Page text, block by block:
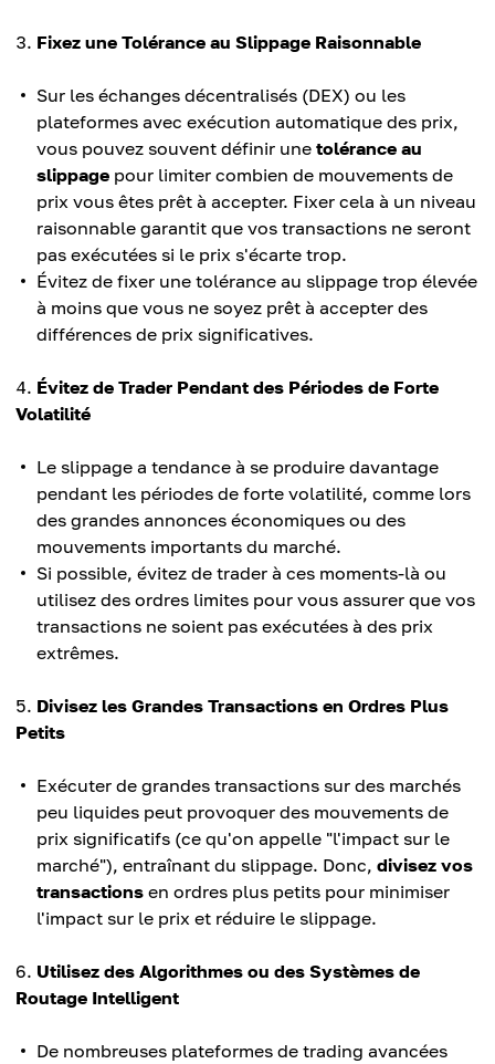
Fixez une Tolérance au Slippage Raisonnable
Sur les échanges décentralisés (DEX) ou les
plateformes avec exécution automatique des prix,
vous pouvez souvent définir une tolérance au
slippage pour limiter combien de mouvements de
prix vous êtes prêt à accepter. Fixer cela à un niveau
raisonnable garantit que vos transactions ne seront
pas exécutées si le prix s'écarte trop.
Évitez de fixer une tolérance au slippage trop élevée
à moins que vous ne soyez prêt à accepter des
différences de prix significatives.
Évitez de Trader Pendant des Périodes de Forte
Volatilité
Le slippage a tendance à se produire davantage
pendant les périodes de forte volatilité, comme lors
des grandes annonces économiques ou des
mouvements importants du marché.
Si possible, évitez de trader à ces moments-là ou
utilisez des ordres limites pour vous assurer que vos
transactions ne soient pas exécutées à des prix
extrêmes.
Divisez les Grandes Transactions en Ordres Plus
Petits
Exécuter de grandes transactions sur des marchés
peu liquides peut provoquer des mouvements de
prix significatifs (ce qu'on appelle "l'impact sur le
marché"), entraînant du slippage. Donc, divisez vos
transactions en ordres plus petits pour minimiser
l'impact sur le prix et réduire le slippage.
Utilisez des Algorithmes ou des Systèmes de
Routage Intelligent
De nombreuses plateformes de trading avancées